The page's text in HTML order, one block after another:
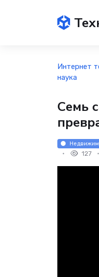
Интернет
наука
Семь
127